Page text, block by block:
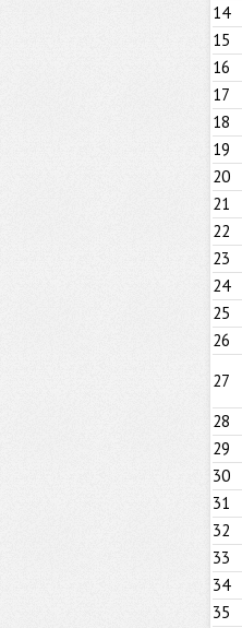
14
15
16
17
18
19
20
21
22
23
24
25
26
27
28
29
30
31
32
33
34
35